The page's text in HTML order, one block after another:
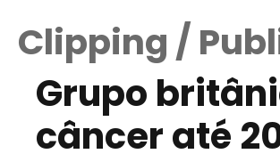
Clipping /
Grupo
câncer até